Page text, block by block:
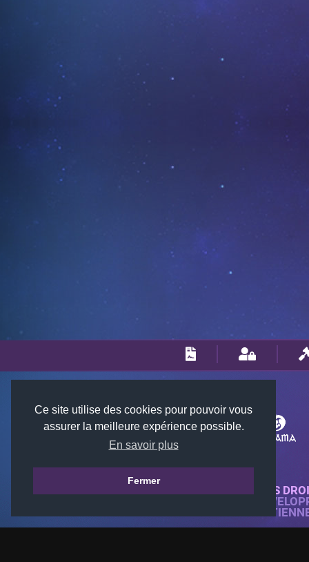
Ce site utilise des cookies pour pouvoir vous
assurer la meilleure expérience possible.
En savoir plus
Fermer
© 2018-2026 KTARENA. TOUS
SITE WEB ENTIÈREMENT
TOUTES LES IMAGES